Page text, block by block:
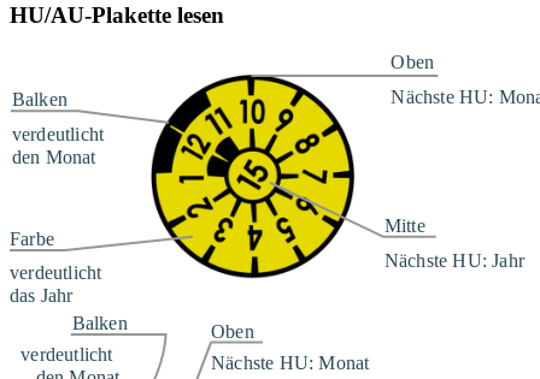
HU/AU-Plakette lesen